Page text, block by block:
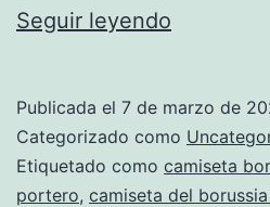
Seguir leyendo
Publicada el 7 de marzo de
Categorizado como
Etiquetado como camiseta
portero, camiseta del